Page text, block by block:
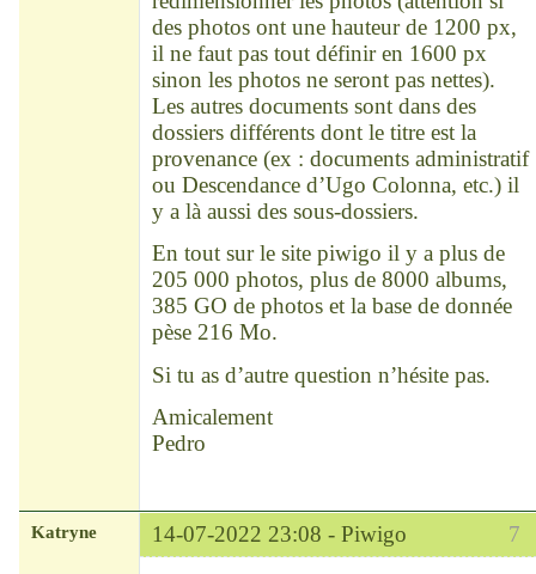
des photos ont une hauteur de 1200 px,
il ne faut pas tout définir en 1600 px
sinon les photos ne seront pas nettes).
Les autres documents sont dans des
dossiers différents dont le titre est la
provenance (ex : documents administratif
ou Descendance d’Ugo Colonna, etc.) il
y a là aussi des sous-dossiers.
En tout sur le site piwigo il y a plus de
205 000 photos, plus de 8000 albums,
385 GO de photos et la base de donnée
pèse 216 Mo.
Si tu as d’autre question n’hésite pas.
Amicalement
Pedro
7
Katryne 14-07-2022 23:08 - Piwigo